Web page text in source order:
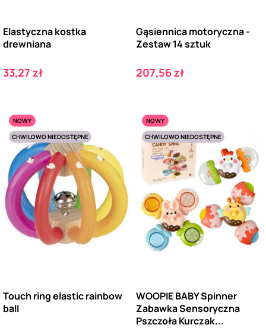
Elastyczna kostka
drewniana
Cena
33,27 zł
Gąsiennica motoryczna -
Zestaw 14 sztuk
Cena
207,56 zł
NOWY
CHWILOWO NIEDOSTĘPNE
Touch ring elastic rainbow
ball
NOWY
CHWILOWO NIEDOSTĘPNE
WOOPIE BABY Spinner
Zabawka Sensoryczna
Pszczoła Kurczak...